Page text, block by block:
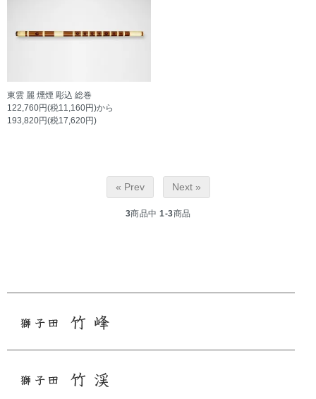
東雲 麗 燻煙 彫込 総巻
122,760円(税11,160円)から
193,820円(税17,620円)
« Prev Next »
3商品中 1-3商品